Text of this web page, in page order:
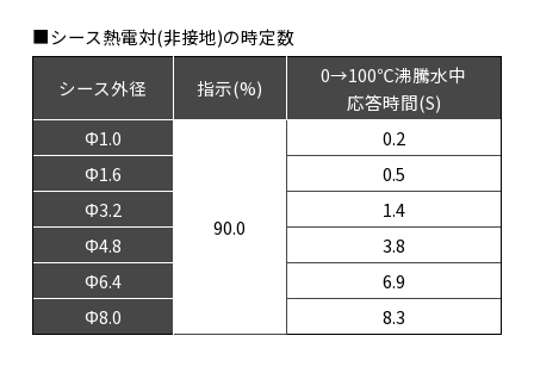
■シース熱電対(非接地)の時定数
シース外径 指示(%)
0→100℃沸騰水中
応答時間(S)
Φ1.0
90.0
0.2
Φ1.6
0.5
Φ3.2
1.4
Φ4.8
3.8
Φ6.4
6.9
Φ8.0
8.3